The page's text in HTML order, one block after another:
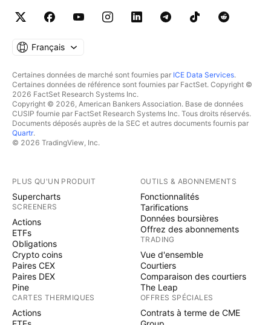
Français
Certaines données de marché sont fournies par ICE Data Services.
Certaines données de référence sont fournies par FactSet. Copyright ©
2026 FactSet Research Systems Inc.
Copyright © 2026, American Bankers Association. Base de données
CUSIP fournie par FactSet Research Systems Inc. Tous droits réservés.
Documents déposés auprès de la SEC et autres documents fournis par
Quartr.
© 2026 TradingView, Inc.
PLUS QU'UN PRODUIT
Supercharts
SCREENERS
Actions
ETFs
Obligations
Crypto coins
Paires CEX
Paires DEX
Pine
CARTES THERMIQUES
Actions
OUTILS & ABONNEMENTS
Fonctionnalités
Tarifications
Données boursières
Offrez des abonnements
TRADING
Vue d'ensemble
Courtiers
Comparaison des courtiers
The Leap
OFFRES SPÉCIALES
Contrats à terme de CME